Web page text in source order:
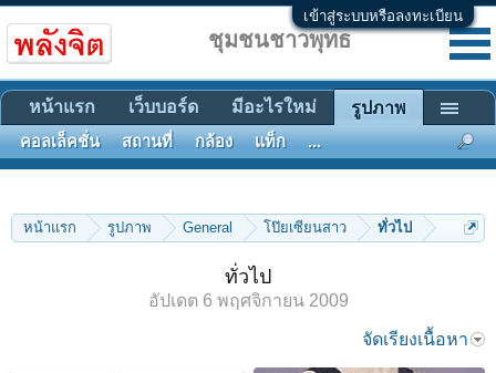
เข้าสู่ระบบหรือลงทะเบียน
หน้าแรก รูปภาพ General โป๊ยเซียนสาว ทั่วไป
ทั่วไป
อัปเดต 6 พฤศจิกายน 2009
จัดเรียงเนื้อหา
ชุมชนชาวพุทธ
หน้าแรก เว็บบอร์ด มีอะไรใหม่ รูปภาพ
คอลเล็คชั่น สถานที่ กล้อง แท็ก ...